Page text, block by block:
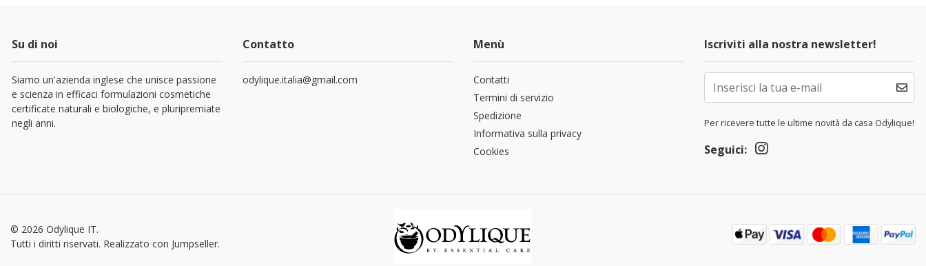
Su di noi
Siamo un'azienda inglese che unisce passione
e scienza in efficaci formulazioni cosmetiche
certificate naturali e biologiche, e pluripremiate
negli anni.
Contatto
odylique.italia@gmail.com
Menù
Contatti
Termini di servizio
Spedizione
Informativa sulla privacy
Cookies
Iscriviti alla nostra newsletter!
Per ricevere tutte le ultime novità da casa Odylique!
Seguici:
© 2026 Odylique IT.
Tutti i diritti riservati. Realizzato con Jumpseller.